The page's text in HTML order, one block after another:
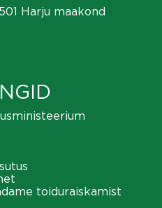
Harju maakond
toiduraiskamist